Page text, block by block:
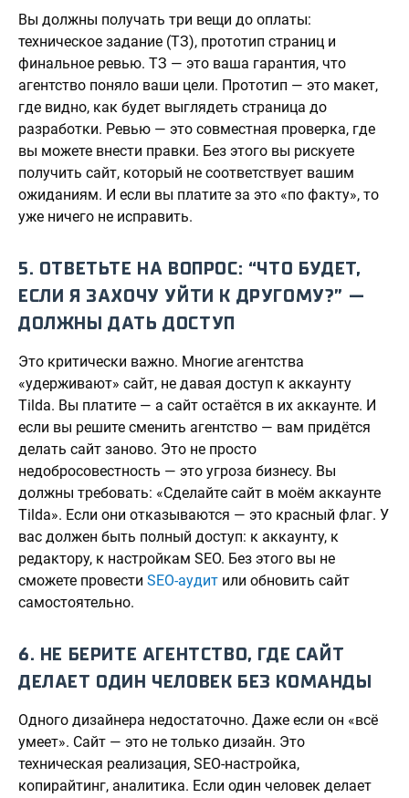
Вы должны получать три вещи до оплаты:
техническое задание (ТЗ), прототип страниц и
финальное ревью. ТЗ — это ваша гарантия, что
агентство поняло ваши цели. Прототип — это макет,
где видно, как будет выглядеть страница до
разработки. Ревью — это совместная проверка, где
вы можете внести правки. Без этого вы рискуете
получить сайт, который не соответствует вашим
ожиданиям. И если вы платите за это «по факту», то
уже ничего не исправить.
5. ОТВЕТЬТЕ НА ВОПРОС: “ЧТО БУДЕТ,
ЕСЛИ Я ЗАХОЧУ УЙТИ К ДРУГОМУ?” —
ДОЛЖНЫ ДАТЬ ДОСТУП
Это критически важно. Многие агентства
«удерживают» сайт, не давая доступ к аккаунту
Tilda. Вы платите — а сайт остаётся в их аккаунте. И
если вы решите сменить агентство — вам придётся
делать сайт заново. Это не просто
недобросовестность — это угроза бизнесу. Вы
должны требовать: «Сделайте сайт в моём аккаунте
Tilda». Если они отказываются — это красный флаг. У
вас должен быть полный доступ: к аккаунту, к
редактору, к настройкам SEO. Без этого вы не
сможете провести SEO-аудит или обновить сайт
самостоятельно.
6. НЕ БЕРИТЕ АГЕНТСТВО, ГДЕ САЙТ
ДЕЛАЕТ ОДИН ЧЕЛОВЕК БЕЗ КОМАНДЫ
Одного дизайнера недостаточно. Даже если он «всё
умеет». Сайт — это не только дизайн. Это
техническая реализация, SEO-настройка,
копирайтинг, аналитика. Если один человек делает